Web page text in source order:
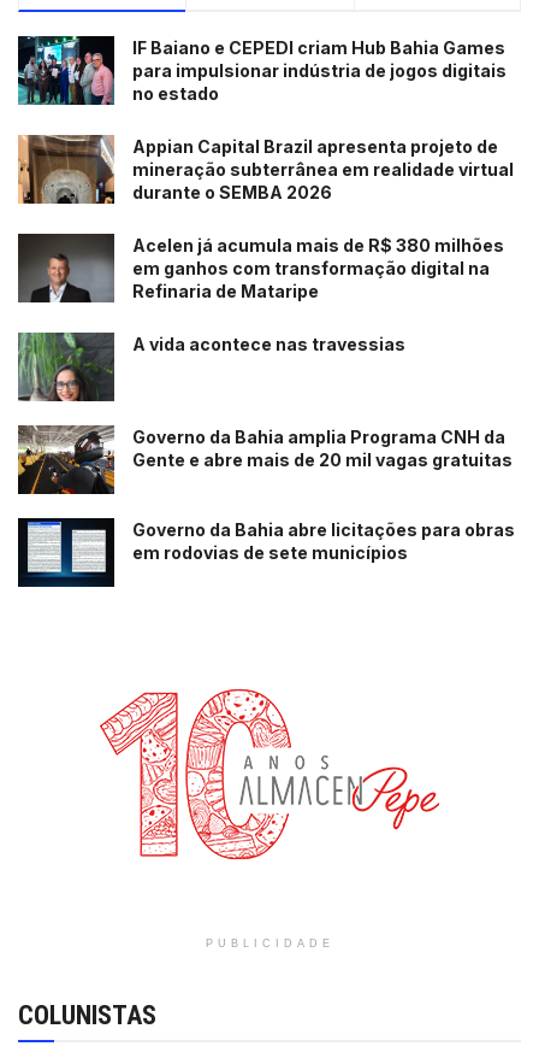
IF Baiano e CEPEDI criam Hub Bahia Games
para impulsionar indústria de jogos digitais
no estado
Appian Capital Brazil apresenta projeto de
mineração subterrânea em realidade virtual
durante o SEMBA 2026
Acelen já acumula mais de R$ 380 milhões
em ganhos com transformação digital na
Refinaria de Mataripe
A vida acontece nas travessias
Governo da Bahia amplia Programa CNH da
Gente e abre mais de 20 mil vagas gratuitas
Governo da Bahia abre licitações para obras
em rodovias de sete municípios
PUBLICIDADE
COLUNISTAS